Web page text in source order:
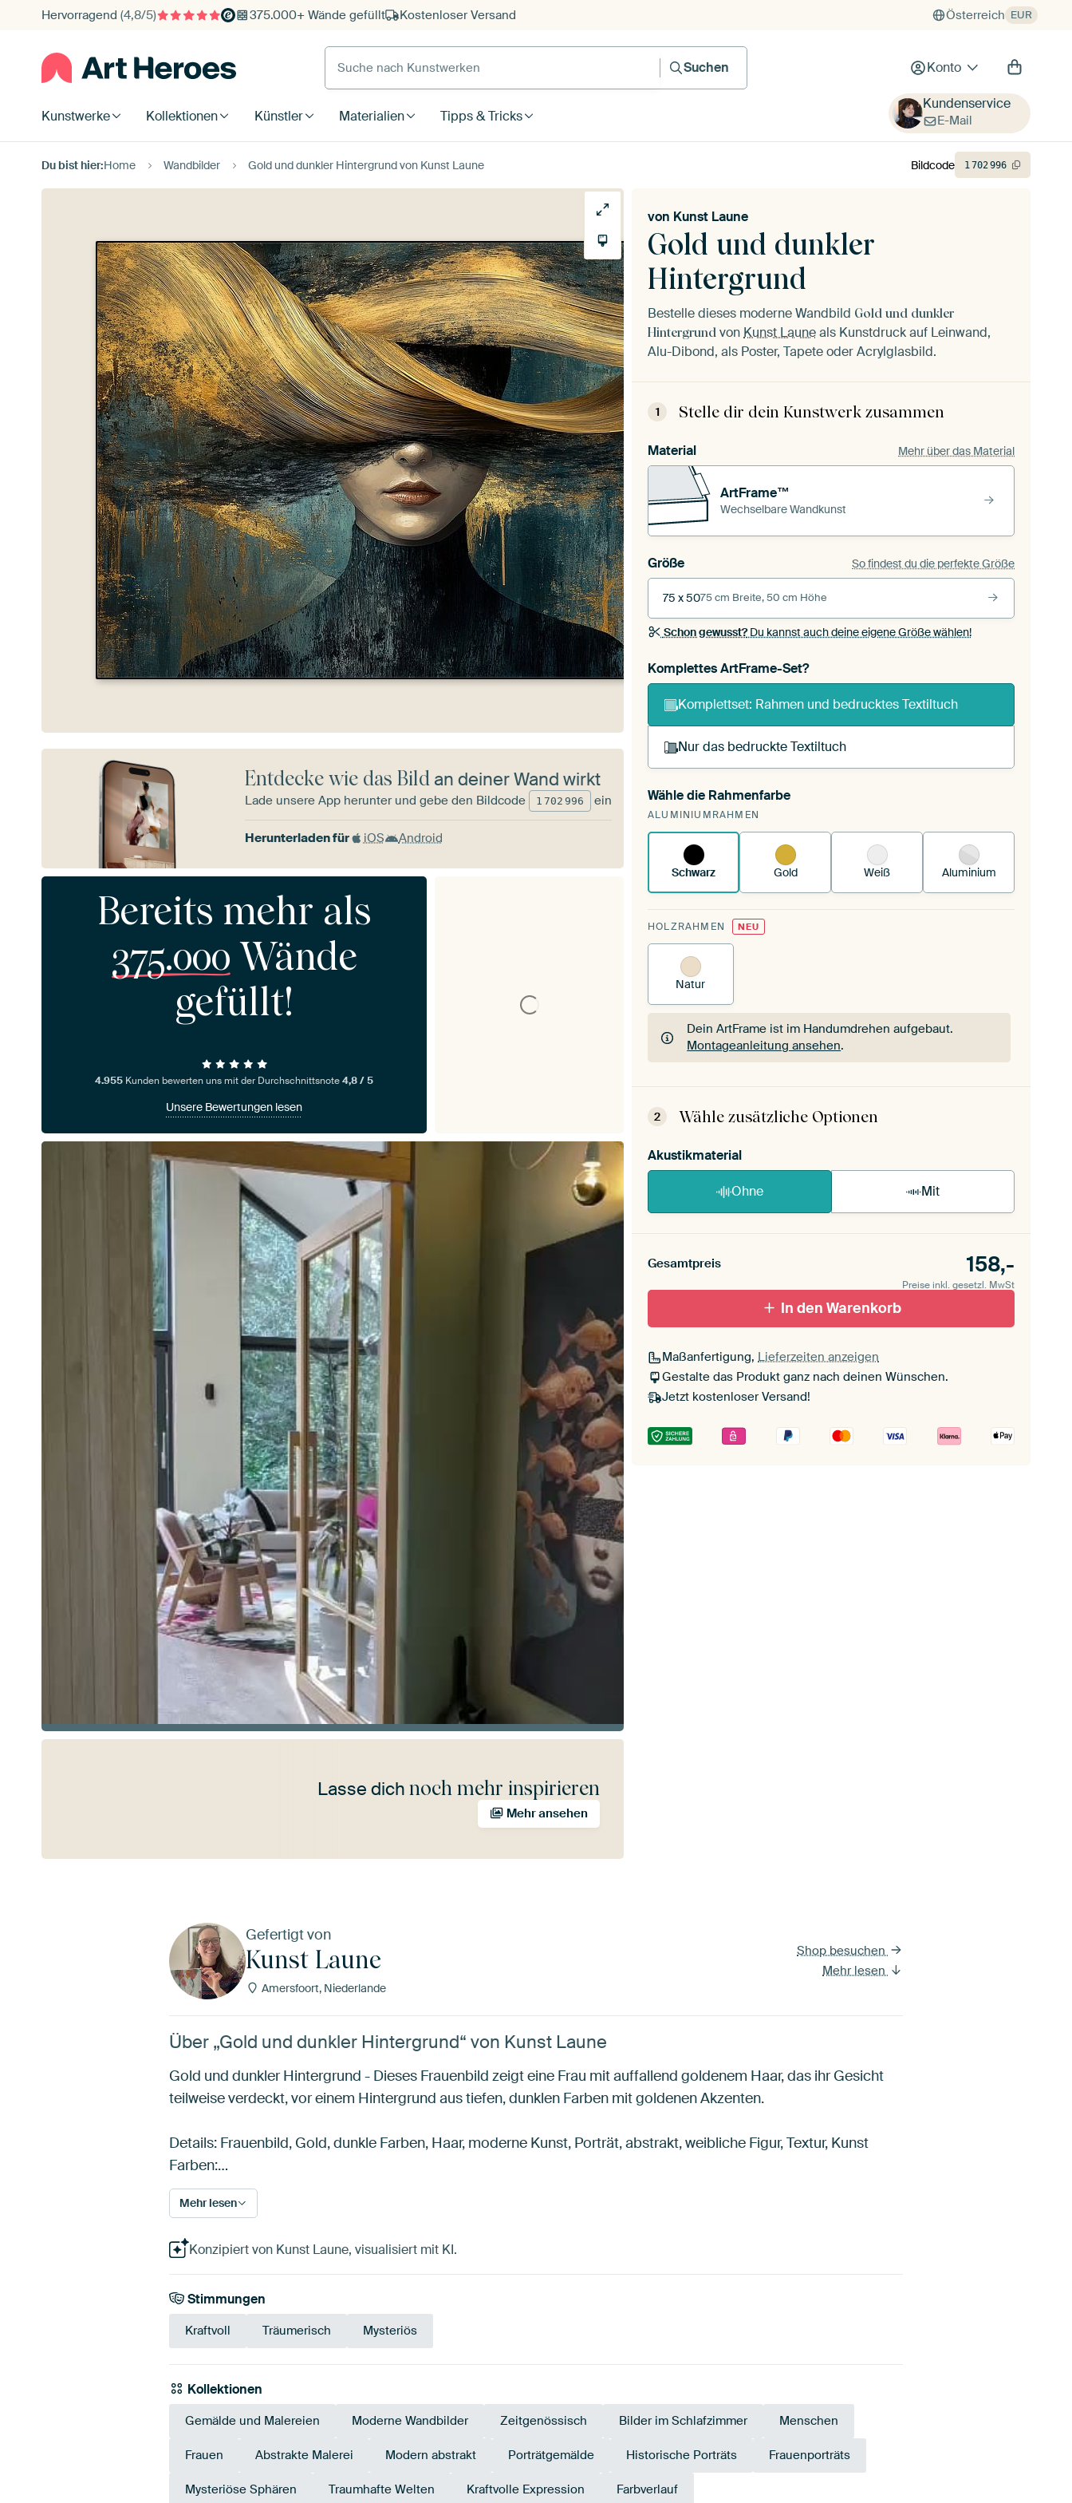
Hervorragend (4,8/5) 375.000+ Wände gefüllt Kostenloser Versand Österreich EUR
Suche nach Kunstwerken
Suchen
Konto
Kunstwerke Kollektionen Künstler Materialien Tipps & Tricks
Kundenservice
E-Mail
Du bist hier:Home Wandbilder Gold und dunkler Hintergrund von Kunst Laune
Gold und dunkler
Hintergrund
von Kunst Laune
Bestelle dieses moderne Wandbild Gold und dunkler
Hintergrund von Kunst Launeals Kunstdruck auf Leinwand,
Alu-Dibond, als Poster, Tapete oder Acrylglasbild.
1 Stelle dir dein Kunstwerk zusammen
Material Mehr über das Material
ArtFrame™
Wechselbare Wandkunst
Größe So findest du die perfekte Größe
75 x 5075 cm Breite, 50 cm Höhe
Schon gewusst?Du kannst auch deine eigene Größe wählen!
Komplettes ArtFrame-Set?
Komplettset: Rahmen und bedrucktes Textiltuch
Nur das bedruckte Textiltuch
Du spannst einen wechselbaren Textiltuch in deinen
vorhandenen ArtFrame™.
Wähle die Rahmenfarbe
ALUMINIUMRAHMEN
Schwarz Gold Weiß Aluminium
HOLZRAHMEN NEU
Natur
Dein ArtFrame ist im Handumdrehen aufgebaut.
Montageanleitung ansehen.
Dein ArtFrame ist im Handumdrehen aufgebaut.
2 Wähle zusätzliche Optionen
Akustikmaterial
Ohne Mit
Gesamtpreis 158,-
Preise inkl. gesetzl. MwSt
In den Warenkorb
Maßanfertigung, Lieferzeiten anzeigen
Gestalte das Produkt ganz nach deinen Wünschen.
Jetzt kostenloser Versand!
Bildcode 1702996
Entdecke wie das Bildan deiner Wand wirkt
Lade unsere App herunter und gebe den Bildcode 1 702 996 ein
Herunterladen für iOS Android
Bereits mehr als
375.000 Wände
gefüllt!
4.955 Kunden bewerten uns mit der Durchschnittsnote4,8 / 5
Unsere Bewertungen lesen
Lasse dich noch mehr inspirieren
Mehr ansehen
Gefertigt von
Kunst Laune
Amersfoort, Niederlande
Shop besuchen
Mehr lesen
Über „Gold und dunkler Hintergrund“ von Kunst Laune
Gold und dunkler Hintergrund - Dieses Frauenbild zeigt eine Frau mit auffallend goldenem Haar, das ihr Gesicht
teilweise verdeckt, vor einem Hintergrund aus tiefen, dunklen Farben mit goldenen Akzenten.
Details: Frauenbild, Gold, dunkle Farben, Haar, moderne Kunst, Porträt, abstrakt, weibliche Figur, Textur, Kunst
Farben:…
Mehr lesen
Konzipiert von Kunst Laune, visualisiert mit KI.
Stimmungen
Kraftvoll Träumerisch Mysteriös
Kollektionen
Gemälde und Malereien Moderne Wandbilder Zeitgenössisch Bilder im Schlafzimmer Menschen
Frauen Abstrakte Malerei Modern abstrakt Porträtgemälde Historische Porträts Frauenporträts
Mysteriöse Sphären Traumhafte Welten Kraftvolle Expression Farbverlauf